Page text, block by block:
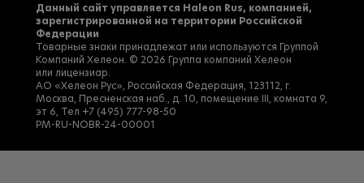
Данный сайт управляется Haleon Rus, компанией,
зарегистрированной на территории Российской
Федерации
Товарные знаки принадлежат или используются Группой
Компаний Хелеон. © 2026 Группа компаний Хелеон
или лицензиар.
АО «Хелеон Рус», Российская Федерация, 123112, г.
Москва, Пресненская наб., д. 10, помещение III, комната 9,
эт 6, Тел +7 (495) 777-98-50
PM-RU-NOBR-24-00001